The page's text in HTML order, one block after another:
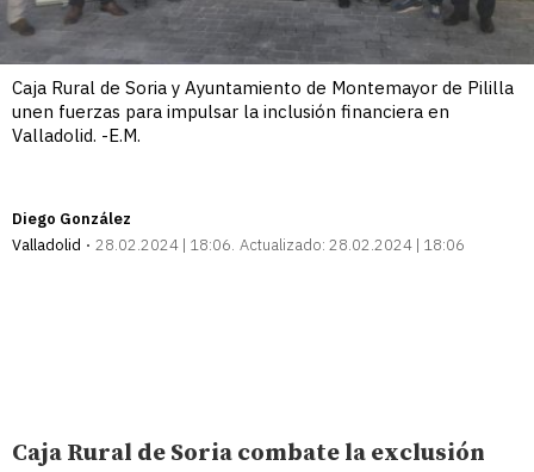
Caja Rural de Soria y Ayuntamiento de Montemayor de Pililla
unen fuerzas para impulsar la inclusión financiera en
Valladolid. -E.M.
Diego González
Valladolid
28.02.2024 | 18:06 Actualizado: 28.02.2024 | 18:06
Caja Rural de Soria combate la exclusión